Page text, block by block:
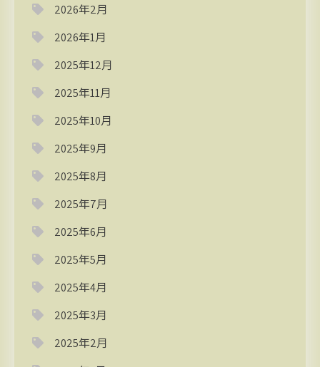
2026年2月
2026年1月
2025年12月
2025年11月
2025年10月
2025年9月
2025年8月
2025年7月
2025年6月
2025年5月
2025年4月
2025年3月
2025年2月